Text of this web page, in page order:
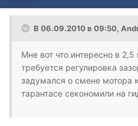
В 06.09.2010 в 09:50,
Мне вот что интересно в
требуется регулировка
задумался о смене мотора
тарантасе секономили на